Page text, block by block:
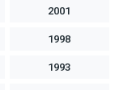
2001
1998
1993